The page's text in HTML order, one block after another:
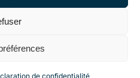
de confidentialité
internet Nelty